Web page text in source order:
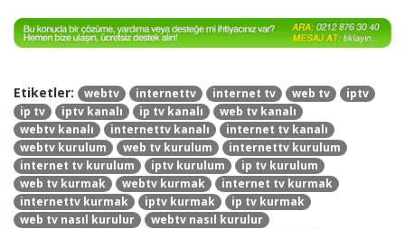
Etiketler: webtv internettv internet tv web tv
iptv
ip tv
iptv kanalı ip tv kanalı
web tv kanalı
webtv kanalı
internettv kanalı
internet tv kanalı
webtv kurulum
web tv kurulum
internettv kurulum
internet tv kurulum
iptv kurulum
ip tv kurulum
web tv kurmak
webtv kurmak
internet tv kurmak
internettv kurmak
iptv kurmak
ip tv kurmak
web tv nasıl kurulur
webtv nasıl kurulur